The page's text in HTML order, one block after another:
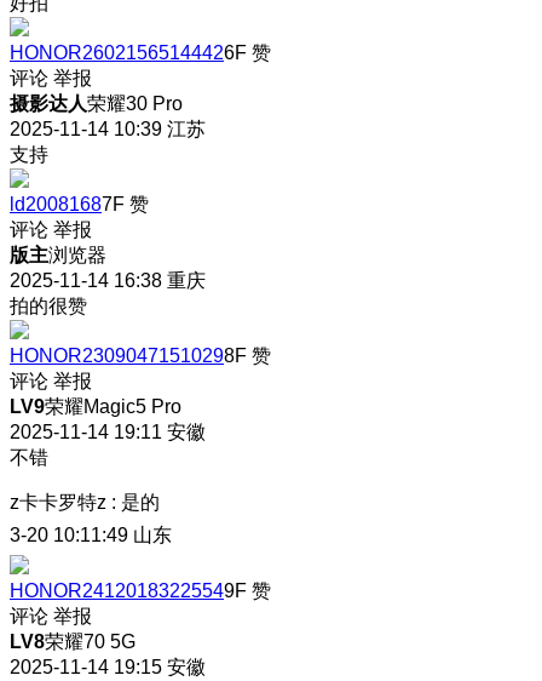
HONOR26021565144426F 赞
评论 举报
摄影达人荣耀30 Pro
2025-11-14 10:39 江苏
支持
ld20081687F 赞
评论 举报
版主浏览器
2025-11-14 16:38 重庆
拍的很赞
HONOR23090471510298F 赞
评论 举报
LV9荣耀Magic5 Pro
2025-11-14 19:11 安徽
不错
z卡卡罗特z : 是的
3-20 10:11:49 山东
HONOR24120183225549F 赞
评论 举报
LV8荣耀70 5G
2025-11-14 19:15 安徽